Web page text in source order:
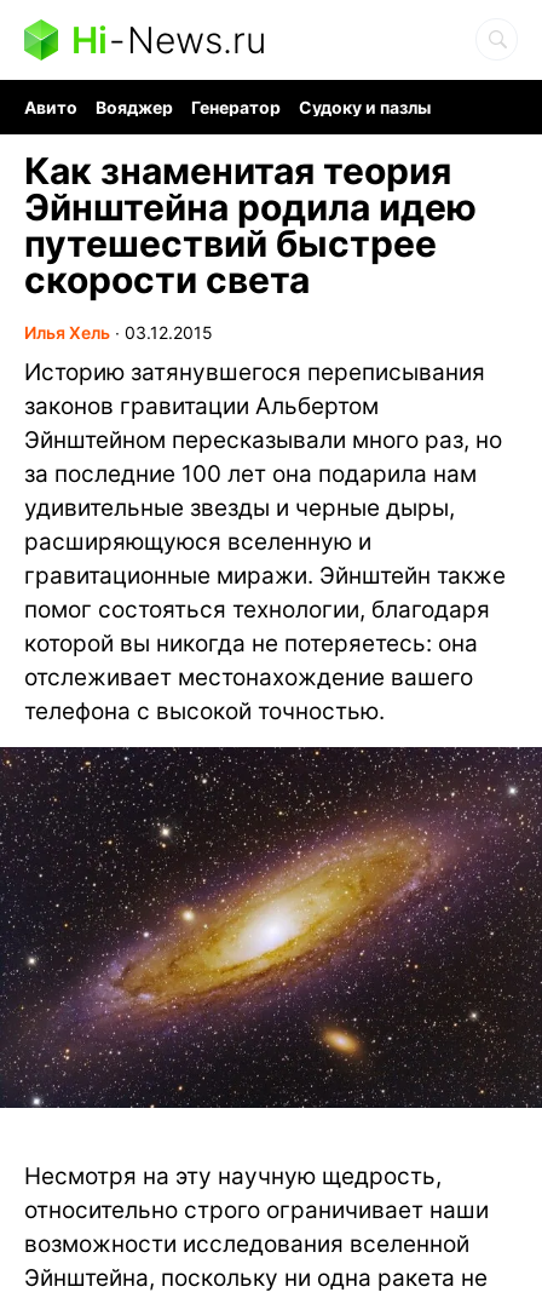
Hi-News.ru
Авито Вояджер Генератор
Судоку и пазлы
Как знаменитая теория
Эйнштейна родила идею
путешествий быстрее
скорости света
Илья Хель ∙ 03.12.2015
Историю затянувшегося переписывания
законов гравитации Альбертом
Эйнштейном пересказывали много раз, но
за последние 100 лет она подарила нам
удивительные звезды и черные дыры,
расширяющуюся вселенную и
гравитационные миражи. Эйнштейн также
помог состояться технологии, благодаря
которой вы никогда не потеряетесь: она
отслеживает местонахождение вашего
телефона с высокой точностью.
Несмотря на эту научную щедрость,
относительно строго ограничивает наши
возможности исследования вселенной
Эйнштейна, поскольку ни одна ракета не